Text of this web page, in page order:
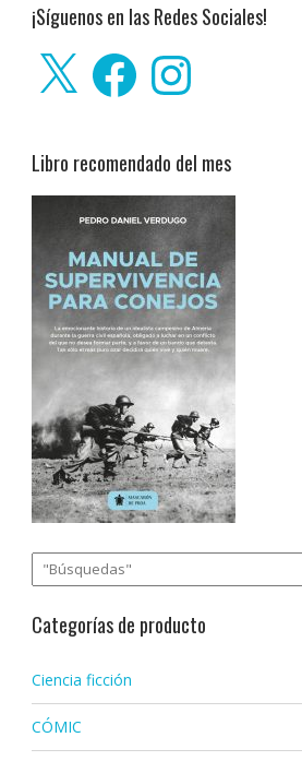
¡Síguenos en las Redes Sociales!
FacebookInstagram
Libro recomendado del mes
Categorías de producto
Ciencia ficción
CÓMIC